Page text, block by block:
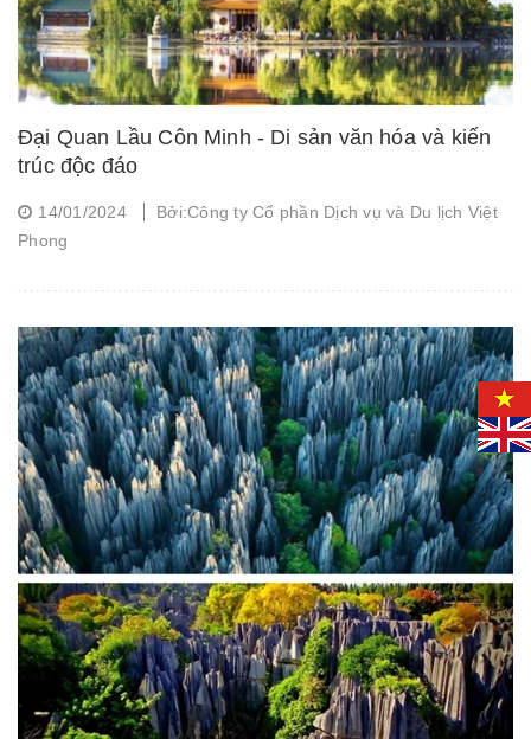
Đại Quan Lầu Côn Minh - Di sản văn hóa và kiến
trúc độc đáo
14/01/2024
Bởi:Công ty Cổ phần Dịch vụ và Du lịch Việt
Phong